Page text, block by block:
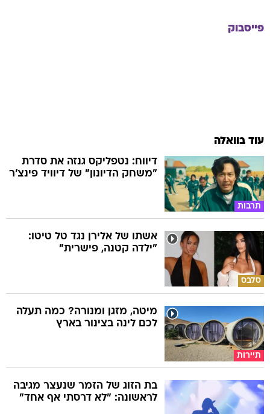
פייסבוק
עוד בוואלה
תרבות
דיווח: נטפליקס גנזה את סדרת
"משחק הדיונון" של דיוויד פינצ'ר
סלבס
אשתו של אלירן נגד טל טיטו:
"ילדה קטנה, פישרית"
תיירות
מיטה, מזגן ומנורה? כמה תעלה
לכם לינה בצינור בארץ
בת הזוג של הזמר שנעצר מגיבה
לראשונה: "לא דרסתי אף אחד"